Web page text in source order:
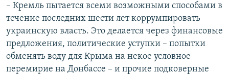
– Кремль пытается всеми возможными способами в
течение последних шести лет коррумпировать
украинскую власть. Это делается через финансовые
предложения, политические уступки – попытки
обменять воду для Крыма на некое условное
перемирие на Донбассе – и прочие подковерные